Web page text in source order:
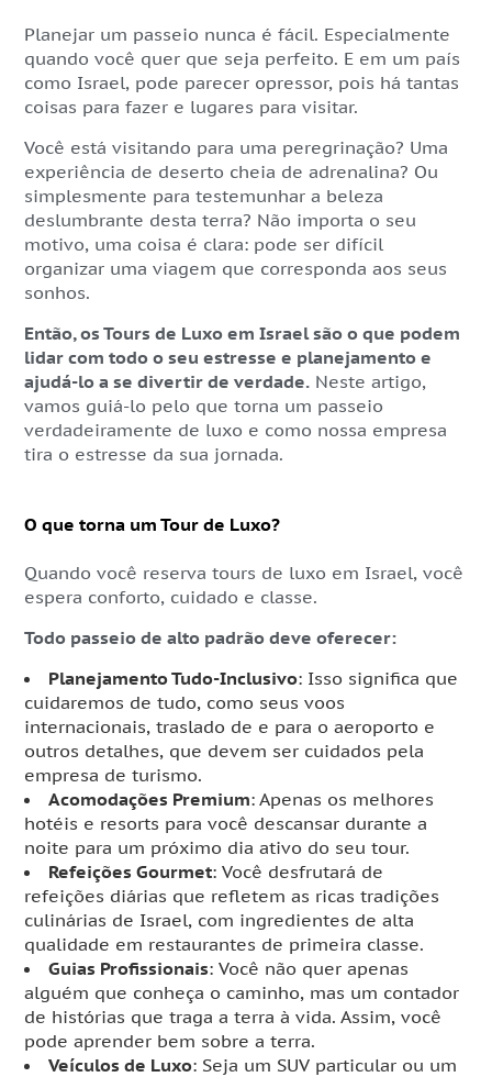
Planejar um passeio nunca é fácil. Especialmente
quando você quer que seja perfeito. E em um país
como Israel, pode parecer opressor, pois há tantas
coisas para fazer e lugares para visitar.
Você está visitando para uma peregrinação? Uma
experiência de deserto cheia de adrenalina? Ou
simplesmente para testemunhar a beleza
deslumbrante desta terra? Não importa o seu
motivo, uma coisa é clara: pode ser difícil
organizar uma viagem que corresponda aos seus
sonhos.
Então, os Tours de Luxo em Israel são o que podem
lidar com todo o seu estresse e planejamento e
ajudá-lo a se divertir de verdade. Neste artigo,
vamos guiá-lo pelo que torna um passeio
verdadeiramente de luxo e como nossa empresa
tira o estresse da sua jornada.
O que torna um Tour de Luxo?
Quando você reserva tours de luxo em Israel, você
espera conforto, cuidado e classe.
Todo passeio de alto padrão deve oferecer:
Planejamento Tudo-Inclusivo: Isso significa que
cuidaremos de tudo, como seus voos
internacionais, traslado de e para o aeroporto e
outros detalhes, que devem ser cuidados pela
empresa de turismo.
Acomodações Premium: Apenas os melhores
hotéis e resorts para você descansar durante a
noite para um próximo dia ativo do seu tour.
Refeições Gourmet: Você desfrutará de
refeições diárias que refletem as ricas tradições
culinárias de Israel, com ingredientes de alta
qualidade em restaurantes de primeira classe.
Guias Profissionais: Você não quer apenas
alguém que conheça o caminho, mas um contador
de histórias que traga a terra à vida. Assim, você
pode aprender bem sobre a terra.
Veículos de Luxo: Seja um SUV particular ou um